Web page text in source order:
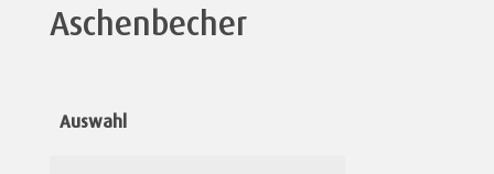
Aschenbecher
Auswahl